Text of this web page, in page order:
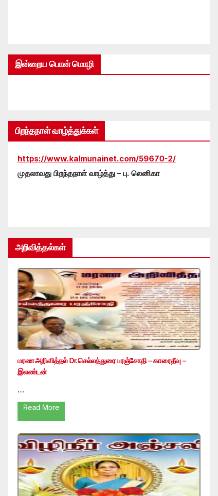
இன்றைய பொன் மொழி
பிறந்தநாள் வாழ்த்துக்கள்
https://www.kalmunainet.com/59670-2/
முதலாவது பிறந்தநாள் வாழ்த்து – பு. லெனிகா
அறிவித்தல்கள்
மரண அறிவித்தல் Dr.செல்லத்துரை பரஞ்சோதி – காரைதீவு –
இலண்டன்
…
Read More